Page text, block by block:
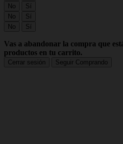
No
Sí
No
Sí
No
Sí
Vas a abandonar la compra que
productos en tu carrito.
Cerrar sesión Seguir Comprando